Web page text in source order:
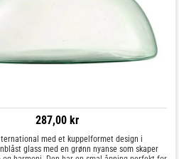
287,00 kr
med et kuppelformet design i
glass med en grønn nyanse som skaper